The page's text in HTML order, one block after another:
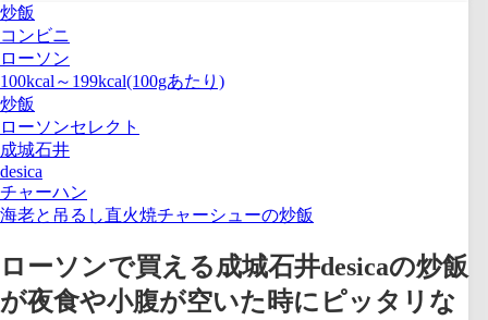
炒飯
コンビニ
ローソン
100kcal～199kcal(100gあたり)
炒飯
ローソンセレクト
成城石井
desica
チャーハン
海老と吊るし直火焼チャーシューの炒飯
ローソンで買える成城石井desicaの炒飯
が夜食や小腹が空いた時にピッタリな